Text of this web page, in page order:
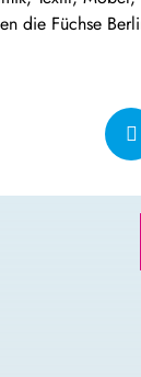
die Füchse